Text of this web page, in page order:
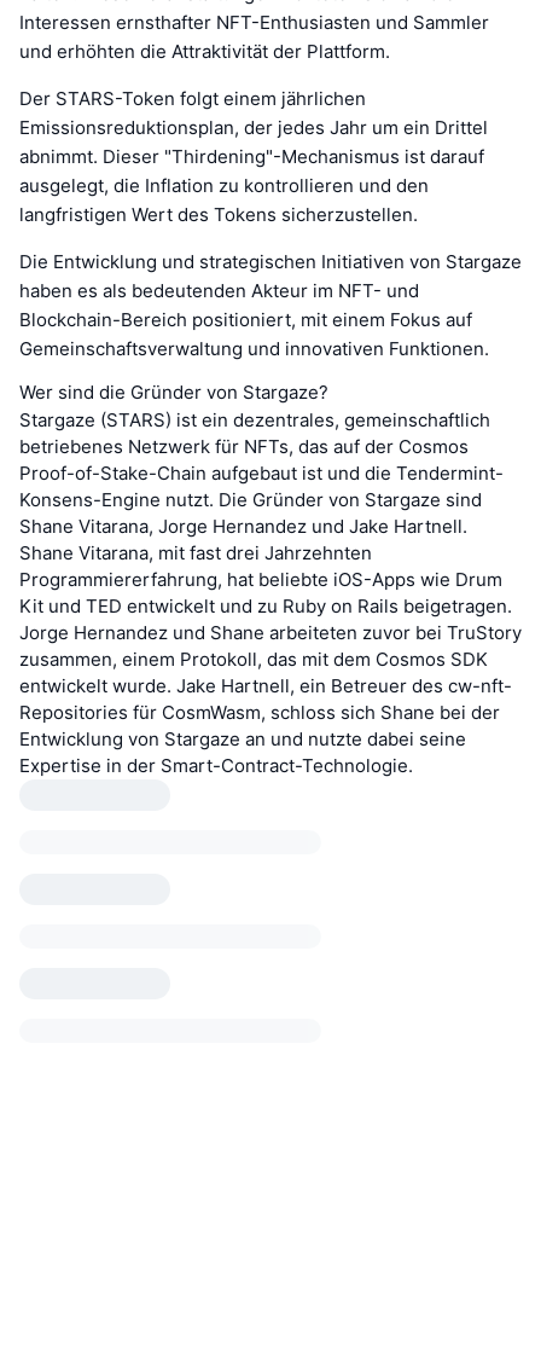
Interessen ernsthafter NFT-Enthusiasten und Sammler
und erhöhten die Attraktivität der Plattform.
Der STARS-Token folgt einem jährlichen
Emissionsreduktionsplan, der jedes Jahr um ein Drittel
abnimmt. Dieser "Thirdening"-Mechanismus ist darauf
ausgelegt, die Inflation zu kontrollieren und den
langfristigen Wert des Tokens sicherzustellen.
Die Entwicklung und strategischen Initiativen von Stargaze
haben es als bedeutenden Akteur im NFT- und
Blockchain-Bereich positioniert, mit einem Fokus auf
Gemeinschaftsverwaltung und innovativen Funktionen.
Wer sind die Gründer von Stargaze?
Stargaze (STARS) ist ein dezentrales, gemeinschaftlich
betriebenes Netzwerk für NFTs, das auf der Cosmos
Proof-of-Stake-Chain aufgebaut ist und die Tendermint-
Konsens-Engine nutzt. Die Gründer von Stargaze sind
Shane Vitarana, Jorge Hernandez und Jake Hartnell.
Shane Vitarana, mit fast drei Jahrzehnten
Programmiererfahrung, hat beliebte iOS-Apps wie Drum
Kit und TED entwickelt und zu Ruby on Rails beigetragen.
Jorge Hernandez und Shane arbeiteten zuvor bei TruStory
zusammen, einem Protokoll, das mit dem Cosmos SDK
entwickelt wurde. Jake Hartnell, ein Betreuer des cw-nft-
Repositories für CosmWasm, schloss sich Shane bei der
Entwicklung von Stargaze an und nutzte dabei seine
Expertise in der Smart-Contract-Technologie.